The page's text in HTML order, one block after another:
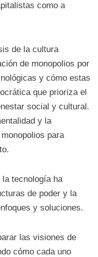
como a
de la cultura
de monopolios por
y cómo estas
que prioriza el
social y cultural.
y la
para
tecnología ha
de poder y la
y soluciones.
las visiones de
cómo cada uno